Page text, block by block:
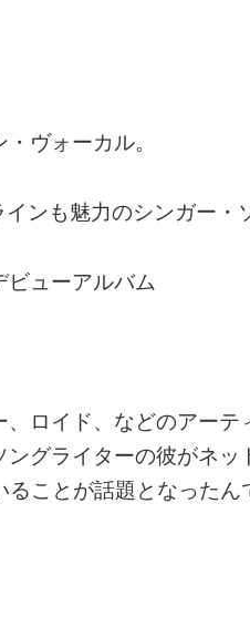
ヴォーカル。
ンも魅力のシンガー・
ビューアルバム
ロイド、などのアーテ
グライターの彼がネッ
ることが話題となった